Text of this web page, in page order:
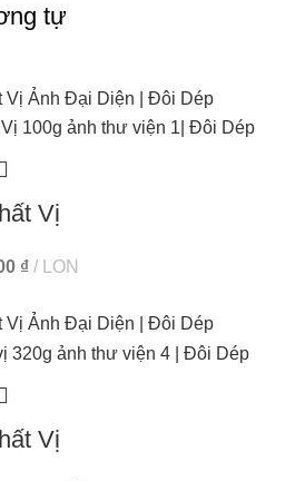
tự
Vị
₫ LON
Vị